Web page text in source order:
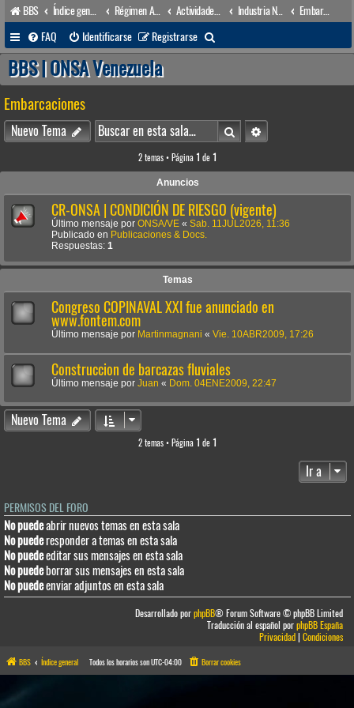
BBS Índice general Régimen Acuático venezolano Actividades conexas Industria Naval
Embarcaciones
FAQ
Identificarse Registrarse
u
a
r
BBS | ONSA Venezuela
Embarcaciones
Nuevo Tema BuscarBúsqueda avanzada
2 temas • Página 1 de 1
Anuncios
CR-ONSA | CONDICIÓN DE RIESGO (vigente)
Último mensaje por ONSA/VE « Sab. 11JUL2026, 11:36
Publicado en Publicaciones & Docs.
Respuestas: 1
Temas
Congreso COPINAVAL XXI fue anunciado en
www.fontem.com
Último mensaje por Martinmagnani « Vie. 10ABR2009, 17:26
Construccion de barcazas fluviales
Último mensaje por Juan « Dom. 04ENE2009, 22:47
Nuevo Tema
2 temas • Página 1 de 1
Ir a
PERMISOS DEL FORO
No puedeabrir nuevos temas en esta sala
No puederesponder a temas en esta sala
No puedeeditar sus mensajes en esta sala
No puedeborrar sus mensajes en esta sala
No puedeenviar adjuntos en esta sala
Desarrollado porphpBB® Forum Software © phpBB Limited
Traducción al español porphpBB España
Privacidad|Condiciones
BBS Índice general Todos los horarios sonUTC-04:00 Borrar cookies